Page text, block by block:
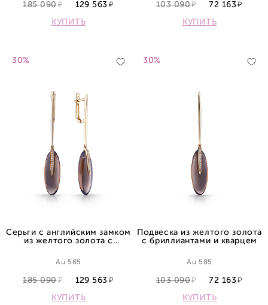
185 090
129 563
КУПИТЬ
103 090
72 163
КУПИТЬ
30%
Серьги с английским замком
из желтого золота с
Au 585
185 090
129 563
КУПИТЬ
30%
Подвеска из желтого золота
с бриллиантами и кварцем
Au 585
103 090
72 163
КУПИТЬ